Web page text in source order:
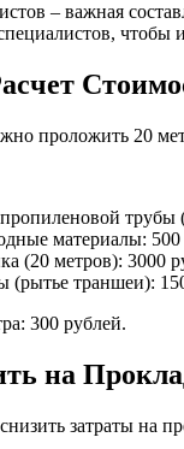
– важная
чтобы
проложить 20
трубы
материалы: 500
(20 метров): 3000
(рытье траншеи):
300 рублей.
на
затраты на